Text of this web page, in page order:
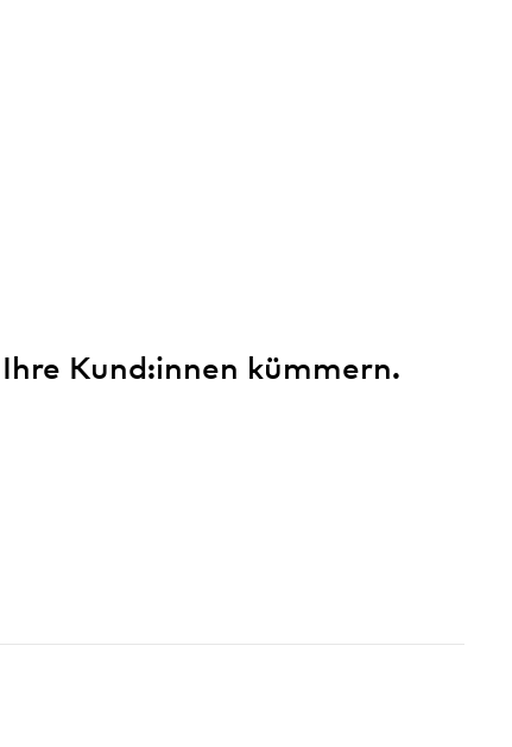
Kund:innen kümmern.